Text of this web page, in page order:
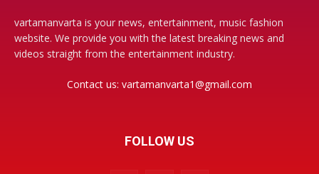
vartamanvarta is your news, entertainment, music fashion
website. We provide you with the latest breaking news and
videos straight from the entertainment industry.
Contact us: vartamanvarta1@gmail.com
FOLLOW US